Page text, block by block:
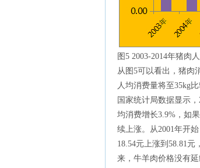
图5 2003-2014年猪肉
从图5可以看出，猪肉
人均消费量将至35kg
国家统计局数据显示
均消费增长3.9%，如
续上涨。从2001年开
18.54元上涨到58.81元
来，牛羊肉价格没有